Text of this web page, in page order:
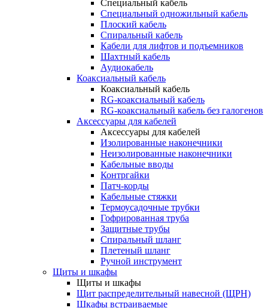
Специальный кабель
Специальный одножильный кабель
Плоский кабель
Спиральный кабель
Кабели для лифтов и подъемников
Шахтный кабель
Аудиокабель
Коаксиальный кабель
Коаксиальный кабель
RG-коаксиальный кабель
RG-коаксиальный кабель без галогенов
Аксессуары для кабелей
Аксессуары для кабелей
Изолированные наконечники
Неизолированные наконечники
Кабельные вводы
Контргайки
Патч-корды
Кабельные стяжки
Термоусадочные трубки
Гофрированная труба
Защитные трубы
Спиральный шланг
Плетеный шланг
Ручной инструмент
Щиты и шкафы
Щиты и шкафы
Щит распределительный навесной (ЩРН)
Шкафы встраиваемые